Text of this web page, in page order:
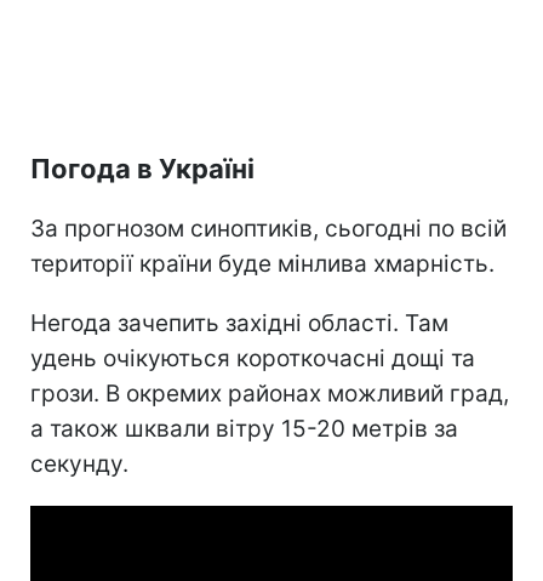
Погода в Україні
За прогнозом синоптиків, сьогодні по всій
території країни буде мінлива хмарність.
Негода зачепить західні області. Там
удень очікуються короткочасні дощі та
грози. В окремих районах можливий град,
а також шквали вітру 15-20 метрів за
секунду.